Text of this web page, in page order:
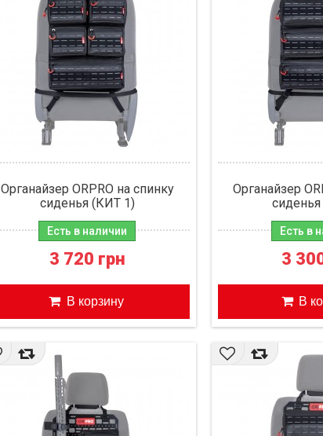
Органайзер ORPRO на спинку
сиденья (КИТ 1)
Есть в наличии
3 720 грн
В корзину
Органайзер
Есть в
3
В